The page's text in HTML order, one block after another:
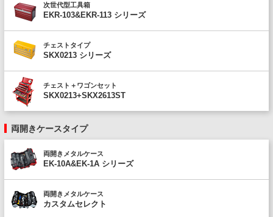
次世代型工具箱
EKR-103&EKR-113 シリーズ
チェストタイプ
SKX0213 シリーズ
チェスト＋ワゴンセット
SKX0213+SKX2613ST
両開きケースタイプ
両開きメタルケース
EK-10A&EK-1A シリーズ
両開きメタルケース
カスタムセレクト